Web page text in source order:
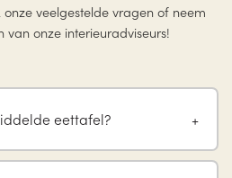
veelgestelde vragen of neem
van onze interieuradviseurs!
eettafel?